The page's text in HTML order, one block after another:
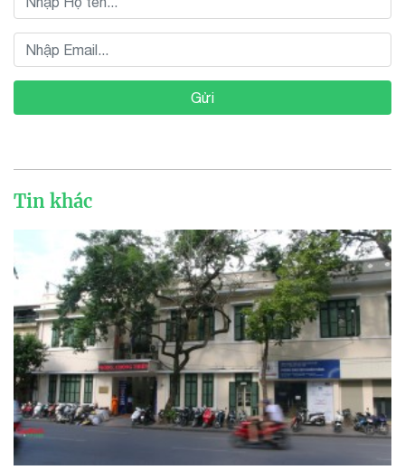
Gửi
Tin khác